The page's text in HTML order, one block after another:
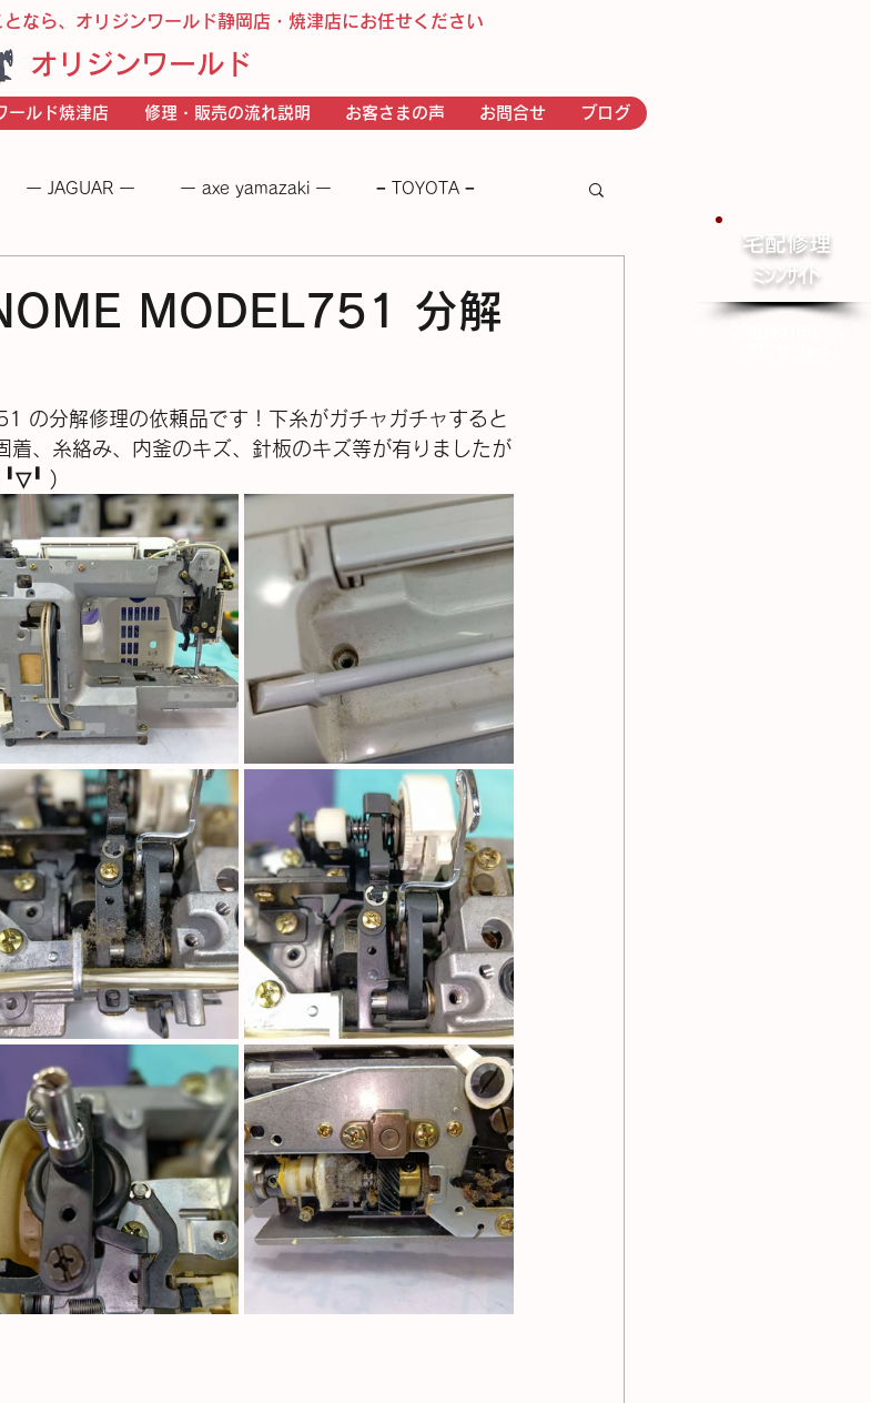
宅配修理
​ﾐｼﾝｻｲﾄ
なら、オリジンワールド静岡店・焼津店にお任せください
オリジンワールド
ールド焼津店 修理・販売の流れ説明 お客さまの声 お問合せ ブログ
ー JAGUAR ー ー axe yamazaki ー − TOYOTA −
MODEL751 分解
の分解修理の依頼品です！下糸がガチャガチャすると
着、糸絡み、内釜のキズ、針板のキズ等が有りましたが
⁠╹⁠▽⁠╹⁠ ⁠)